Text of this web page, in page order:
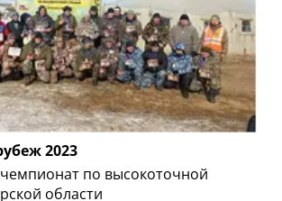
2023
по высокоточной
области